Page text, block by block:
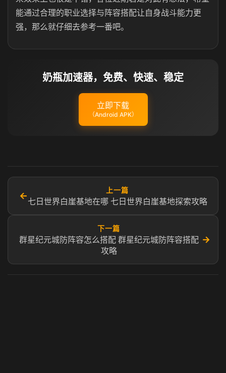
能通过合理的职业选择与阵容搭配让自身战斗能力更
强，那么就仔细去参考一番吧。
奶瓶加速器，免费、快速、稳定
立即下载
（Android APK）
←
上一篇
七日世界白崖基地在哪 七日世界白崖基地探索攻略
下一篇
群星纪元城防阵容怎么搭配 群星纪元城防阵容搭配
攻略
→